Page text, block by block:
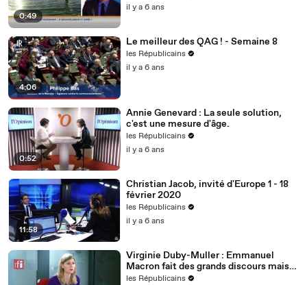
0:49
il y a 6 ans
4:06
Le meilleur des QAG ! - Semaine 8
les Républicains
il y a 6 ans
0:52
Annie Genevard : La seule solution,
c'est une mesure d'âge.
les Républicains
il y a 6 ans
11:58
Christian Jacob, invité d'Europe 1 - 18
février 2020
les Républicains
il y a 6 ans
Virginie Duby-Muller : Emmanuel
Macron fait des grands discours mais
nous voulons des actes !
les Républicains